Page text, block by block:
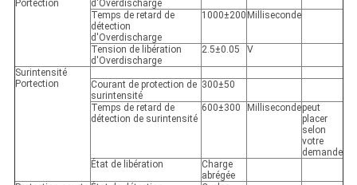
Portection
d'Overdischarge
Temps de retard de
détection
d'Overdischarge
1000±200 Milliseconde
Tension de libération
d'Overdischarge
2.5±0.05 V
Surintensité
Portection
Courant de protection de
surintensité
300±50
Temps de retard de
détection de surintensité
600±300 Millisecondepeut
placer
selon
votre
demande
État de libération
Charge
abrégée